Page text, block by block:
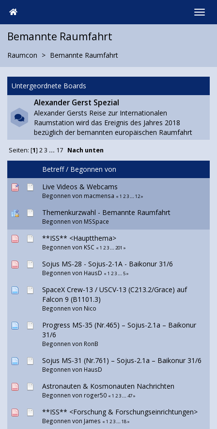
Bemannte Raumfahrt
Raumcon Bemannte Raumfahrt
Untergeordnete Boards
Alexander Gerst Spezial
Alexander Gersts Reise zur Internationalen
Raumstation wird das Ereignis des Jahres 2018
bezüglich der bemannten europäischen Raumfahrt
Seiten: [1] 2 3 ... 17 Nach unten
Betreff/ Begonnen von
Live Videos & Webcams
Begonnen von macmensa « 1 23... 12»
Themenkurzwahl - Bemannte Raumfahrt
Begonnen von MSSpace
**ISS** <Hauptthema>
Begonnen von KSC « 1 23... 201 »
Sojus MS-28 - Sojus-2-1А - Baikonur 31/6
Begonnen von HausD « 1 23... 5»
SpaceX Crew-13 / USCV-13 (C213.2/Grace) auf
Falcon 9 (B1101.3)
Begonnen von Nico
Progress MS-35 (Nr.465) – Sojus-2.1а – Baikonur
31/6
Begonnen von RonB
Sojus MS-31 (Nr.761) – Sojus-2.1а – Baikonur 31/6
Begonnen von HausD
Astronauten & Kosmonauten Nachrichten
Begonnen von roger50 « 1 23... 47»
**ISS** <Forschung & Forschungseinrichtungen>
Begonnen von James « 1 23... 18»